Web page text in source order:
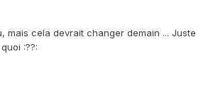
mais cela devrait changer demain ... Juste
:??: